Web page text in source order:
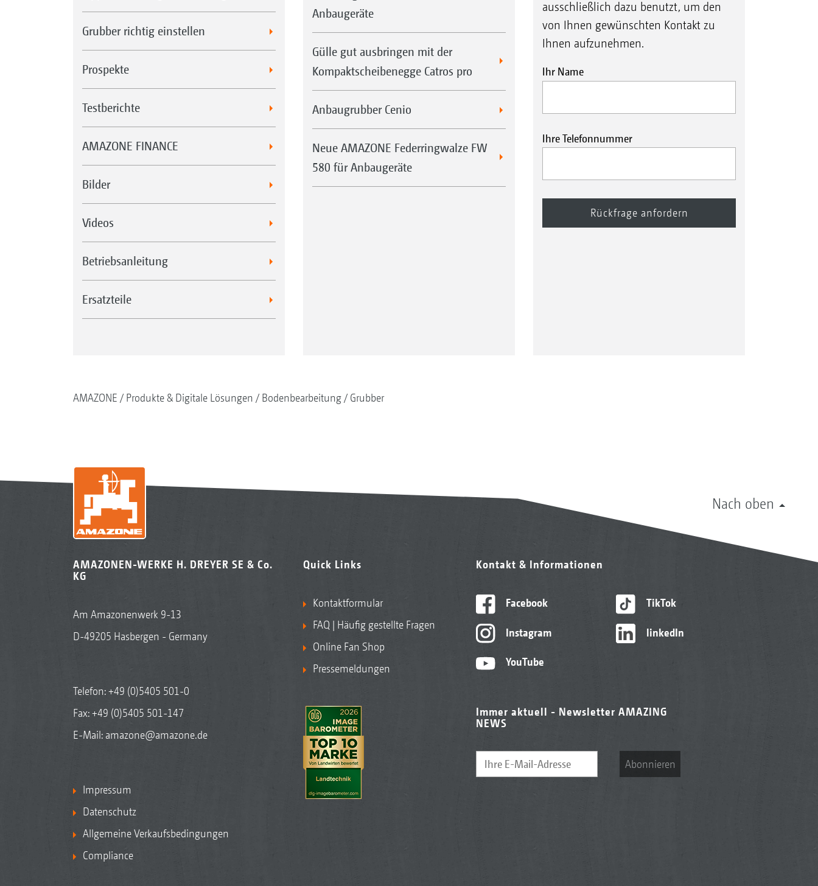
Grubber richtig einstellen
Prospekte
Testberichte
AMAZONE FINANCE
Bilder
Videos
Betriebsanleitung
Ersatzteile
Anbaugeräte
Gülle gut ausbringen mit der
Kompaktscheibenegge Catros pro
Anbaugrubber Cenio
Neue AMAZONE Federringwalze FW
580 für Anbaugeräte
ausschließlich dazu benutzt, um den
von Ihnen gewünschten Kontakt zu
Ihnen aufzunehmen.
Ihr Name
Ihre Telefonnummer
AMAZONE Produkte & Digitale Lösungen Bodenbearbeitung Grubber
Nach oben
AMAZONEN-WERKE H. DREYER SE & Co.
KG
Am Amazonenwerk 9-13
D-49205 Hasbergen - Germany
Telefon:+49 (0)5405 501-0
Fax: +49 (0)5405 501-147
E-Mail: amazone@amazone.de
Impressum
Datenschutz
Allgemeine Verkaufsbedingungen
Compliance
Quick Links
Kontaktformular
FAQ | Häufig gestellte Fragen
Online Fan Shop
Pressemeldungen
Kontakt & Informationen
Facebook
Instagram
YouTube
TikTok
linkedIn
Immer aktuell - Newsletter AMAZING
NEWS
Abonnieren